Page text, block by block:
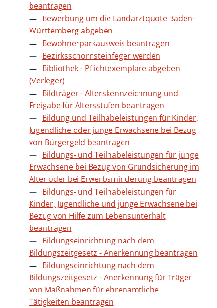
beantragen
Bewerbung um die Landarztquote Baden-
Württemberg abgeben
Bewohnerparkausweis beantragen
Bezirksschornsteinfeger werden
Bibliothek - Pflichtexemplare abgeben
(Verleger)
Bildträger - Alterskennzeichnung und
Freigabe für Altersstufen beantragen
Bildung und Teilhabeleistungen für Kinder,
Jugendliche oder junge Erwachsene bei Bezug
von Bürgergeld beantragen
Bildungs- und Teilhabeleistungen für junge
Erwachsene bei Bezug von Grundsicherung im
Alter oder bei Erwerbsminderung beantragen
Bildungs- und Teilhabeleistungen für
Kinder, Jugendliche und junge Erwachsene bei
Bezug von Hilfe zum Lebensunterhalt
beantragen
Bildungseinrichtung nach dem
Bildungszeitgesetz - Anerkennung beantragen
Bildungseinrichtung nach dem
Bildungszeitgesetz - Anerkennung für Träger
von Maßnahmen für ehrenamtliche
Tätigkeiten beantragen